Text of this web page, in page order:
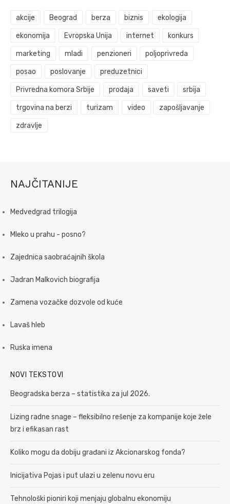
akcije Beograd berza biznis ekologija
ekonomija Evropska Unija internet konkurs
marketing mladi penzioneri poljoprivreda
posao poslovanje preduzetnici
Privredna komora Srbije prodaja saveti srbija
trgovina na berzi turizam video zapošljavanje
zdravlje
NAJČITANIJE
Medvedgrad trilogija
Mleko u prahu - posno?
Zajednica saobraćajnih škola
Jadran Malkovich biografija
Zamena vozačke dozvole od kuće
Lavaš hleb
Ruska imena
NOVI TEKSTOVI
Beogradska berza – statistika za jul 2026.
Lizing radne snage – fleksibilno rešenje za kompanije koje žele
brz i efikasan rast
Koliko mogu da dobiju građani iz Akcionarskog fonda?
Inicijativa Pojas i put ulazi u zelenu novu eru
Tehnološki pioniri koji menjaju globalnu ekonomiju